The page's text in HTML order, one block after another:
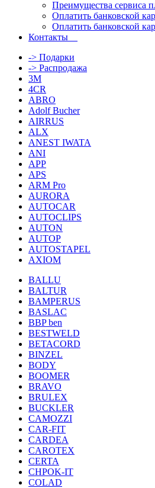
Преимущества сервиса
Оплатить банковской
Оплатить банковской
Контакты
-> Подарки
-> Распродажа
3M
4CR
ABRO
Adolf Bucher
AIRRUS
ALX
ANEST IWATA
ANI
APP
APS
ARM Pro
AURORA
AUTOCAR
AUTOCLIPS
AUTON
AUTOP
AUTOSTAPEL
AXIOM
BALLU
BALTUR
BAMPERUS
BASLAC
BBP ben
BESTWELD
BETACORD
BINZEL
BODY
BOOMER
BRAVO
BRULEX
BUCKLER
CAMOZZI
CAR-FIT
CARDEA
CAROTEX
CERTA
CHPOK-IT
COLAD